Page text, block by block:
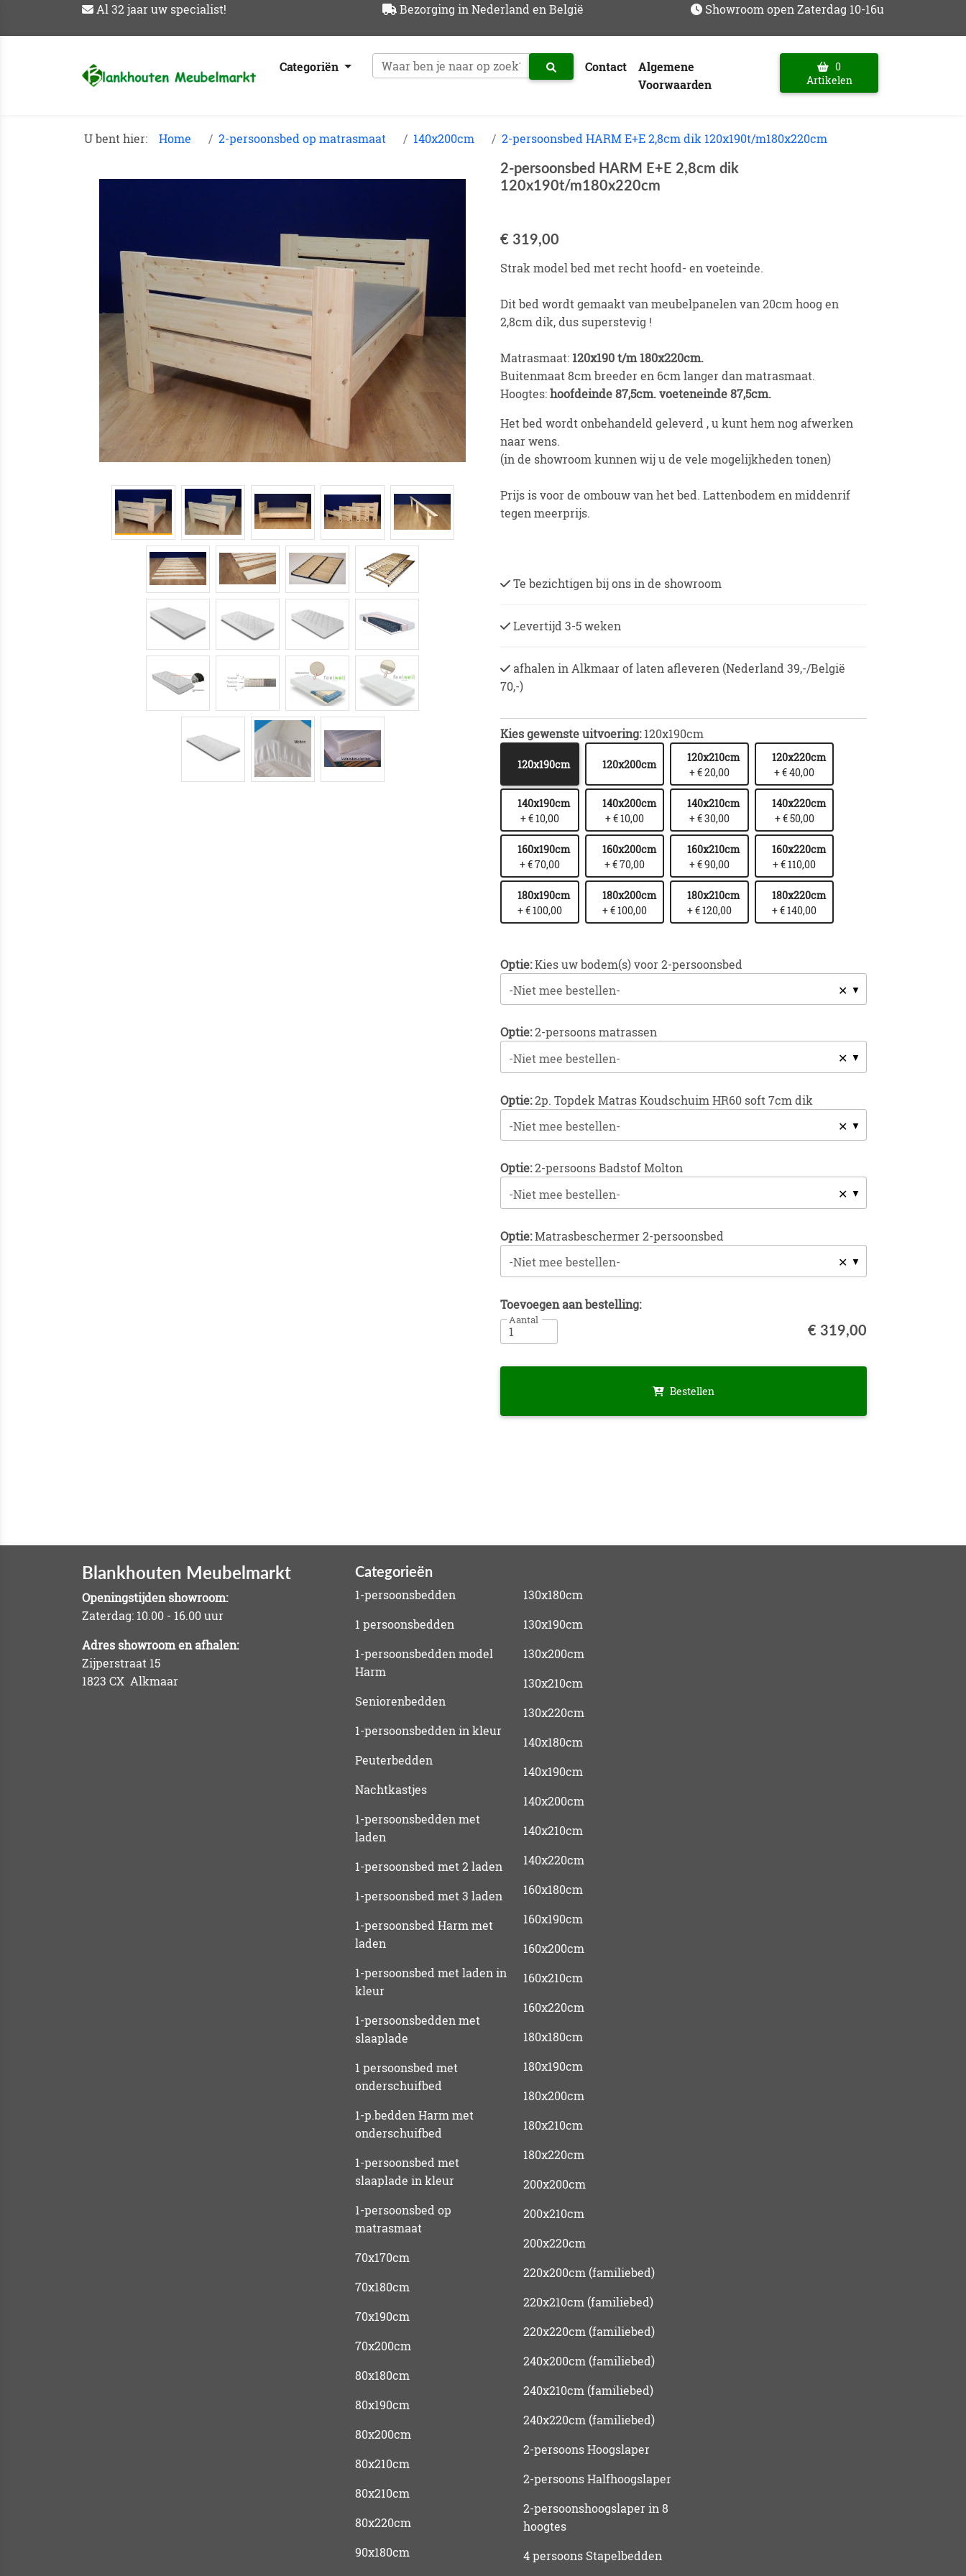
Al 32 jaar uw specialist! Bezorging in Nederland en België Showroom open Zaterdag 10-16u
Categoriën Contact
Algemene
Voorwaarden
0
Artikelen
U bent hier: Home 2-persoonsbed op matrasmaat 140x200cm 2-persoonsbed HARM E+E 2,8cm dik 120x190t/m180x220cm
2-persoonsbed HARM E+E 2,8cm dik
120x190t/m180x220cm
€ 319,00
Strak model bed met recht hoofd- en voeteinde.
Dit bed wordt gemaakt van meubelpanelen van 20cm hoog en
2,8cm dik, dus superstevig !
Matrasmaat: 120x190 t/m 180x220cm.
Buitenmaat 8cm breeder en 6cm langer dan matrasmaat.
Hoogtes:hoofdeinde 87,5cm. voeteneinde 87,5cm.
Het bed wordt onbehandeld geleverd , u kunt hem nog afwerken
naar wens.
(in de showroom kunnen wij u de vele mogelijkheden tonen)
Prijs is voor de ombouw van het bed. Lattenbodem en middenrif
tegen meerprijs.
Te bezichtigen bij ons in de showroom
Levertijd 3-5 weken
afhalen in Alkmaar of laten afleveren (Nederland 39,-/België
70,-)
Kies gewenste uitvoering: 120x190cm
120x190cm 120x200cm
120x210cm
+ € 20,00
120x220cm
+ € 40,00
140x190cm
+ € 10,00
140x200cm
+ € 10,00
140x210cm
+ € 30,00
140x220cm
+ € 50,00
160x190cm
+ € 70,00
160x200cm
+ € 70,00
160x210cm
+ € 90,00
160x220cm
+ € 110,00
180x190cm
+ € 100,00
180x200cm
+ € 100,00
180x210cm
+ € 120,00
180x220cm
+ € 140,00
Optie:Kies uw bodem(s) voor 2-persoonsbed
✕
-Niet mee bestellen-
Optie:2-persoons matrassen
✕
-Niet mee bestellen-
Optie:2p. Topdek Matras Koudschuim HR60 soft 7cm dik
✕
-Niet mee bestellen-
Optie:2-persoons Badstof Molton
✕
-Niet mee bestellen-
Optie:Matrasbeschermer 2-persoonsbed
✕
-Niet mee bestellen-
Toevoegen aan bestelling:
Aantal
€ 319,00
Bestellen
Blankhouten Meubelmarkt
Openingstijden showroom:
Zaterdag: 10.00 - 16.00 uur
Adres showroom en afhalen:
Zijperstraat 15
1823 CX Alkmaar
Categorieën
1-persoonsbedden
1 persoonsbedden
1-persoonsbedden model
Harm
Seniorenbedden
1-persoonsbedden in kleur
Peuterbedden
Nachtkastjes
1-persoonsbedden met
laden
1-persoonsbed met 2 laden
1-persoonsbed met 3 laden
1-persoonsbed Harm met
laden
1-persoonsbed met laden in
kleur
1-persoonsbedden met
slaaplade
1 persoonsbed met
onderschuifbed
1-p.bedden Harm met
onderschuifbed
1-persoonsbed met
slaaplade in kleur
1-persoonsbed op
matrasmaat
70x170cm
70x180cm
70x190cm
70x200cm
80x180cm
80x190cm
80x200cm
80x210cm
80x210cm
80x220cm
90x180cm
130x180cm
130x190cm
130x200cm
130x210cm
130x220cm
140x180cm
140x190cm
140x200cm
140x210cm
140x220cm
160x180cm
160x190cm
160x200cm
160x210cm
160x220cm
180x180cm
180x190cm
180x200cm
180x210cm
180x220cm
200x200cm
200x210cm
200x220cm
220x200cm (familiebed)
220x210cm (familiebed)
220x220cm (familiebed)
240x200cm (familiebed)
240x210cm (familiebed)
240x220cm (familiebed)
2-persoons Hoogslaper
2-persoons Halfhoogslaper
2-persoonshoogslaper in 8
hoogtes
4 persoons Stapelbedden